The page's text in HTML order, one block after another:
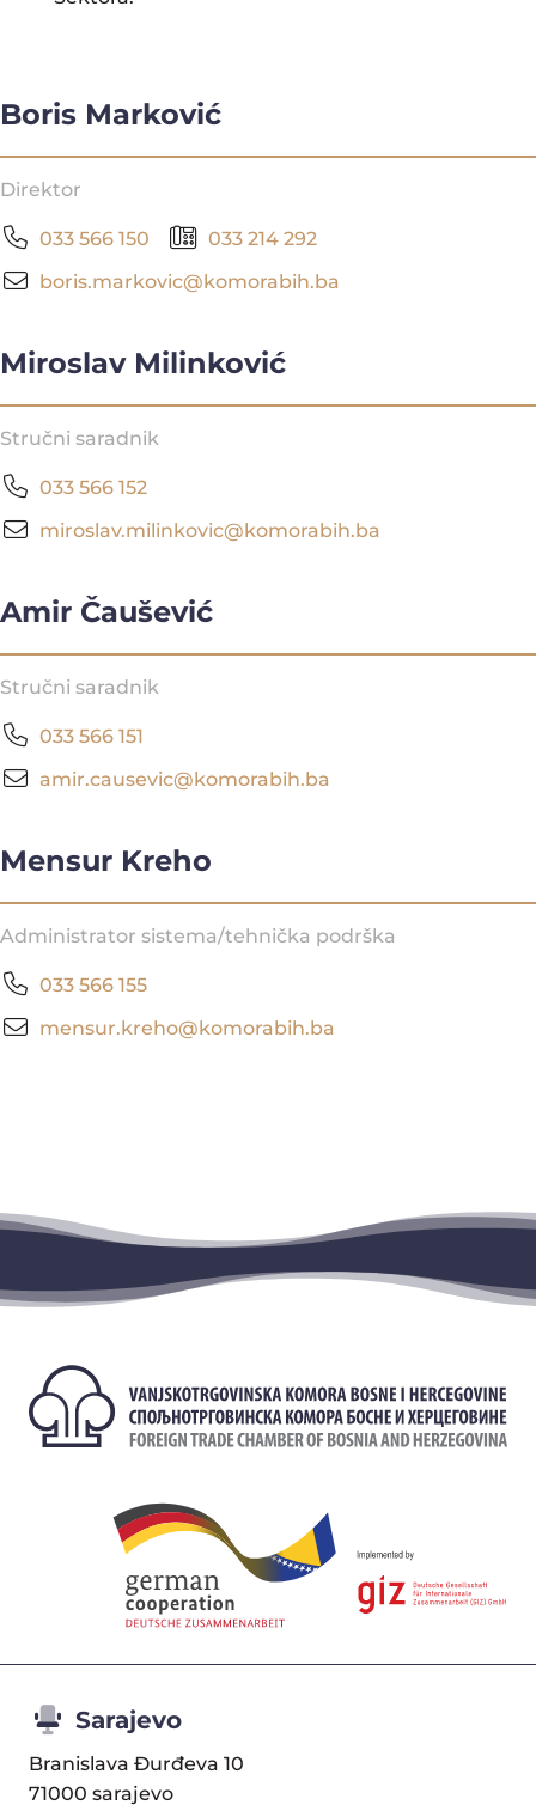
Boris Marković
Direktor
033 566 150
033 214 292
boris.markovic@komorabih.ba
Miroslav Milinković
Stručni saradnik
033 566 152
miroslav.milinkovic@komorabih.ba
Amir Čaušević
Stručni saradnik
033 566 151
amir.causevic@komorabih.ba
Mensur Kreho
Administrator sistema/tehnička podrška
033 566 155
mensur.kreho@komorabih.ba
Sarajevo
Branislava Đurđeva 10
71000 sarajevo